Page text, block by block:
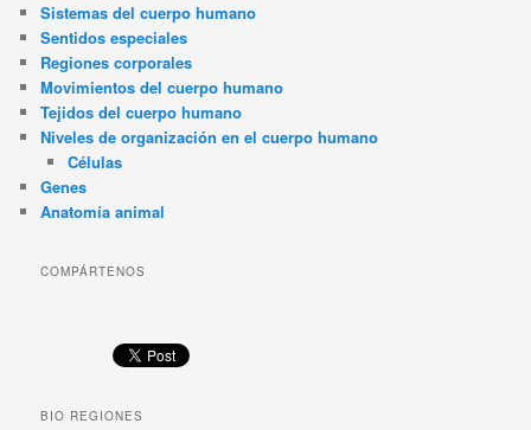
Sistemas del cuerpo humano
Sentidos especiales
Regiones corporales
Movimientos del cuerpo humano
Tejidos del cuerpo humano
Niveles de organización en el cuerpo humano
Células
Genes
Anatomía animal
COMPÁRTENOS
BIO REGIONES